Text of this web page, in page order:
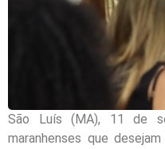
São Luís (MA), 11 de
maranhenses que